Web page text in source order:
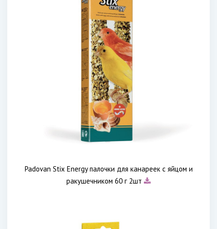
Padovan Stix Energy палочки для канареек с яйцом и
ракушечником 60 г 2шт